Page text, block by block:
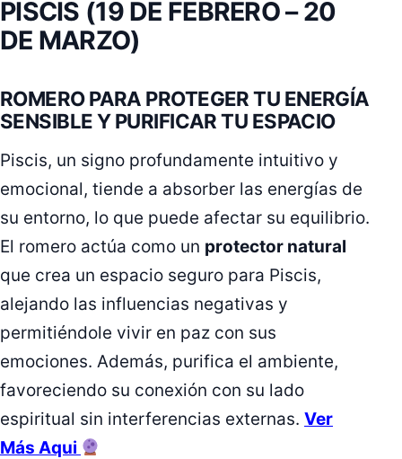
PISCIS (19 DE FEBRERO – 20
DE MARZO)
ROMERO PARA PROTEGER TU ENERGÍA
SENSIBLE Y PURIFICAR TU ESPACIO
Piscis, un signo profundamente intuitivo y
emocional, tiende a absorber las energías de
su entorno, lo que puede afectar su equilibrio.
El romero actúa como un protector natural
que crea un espacio seguro para Piscis,
alejando las influencias negativas y
permitiéndole vivir en paz con sus
emociones. Además, purifica el ambiente,
favoreciendo su conexión con su lado
espiritual sin interferencias externas. Ver
Más Aqui